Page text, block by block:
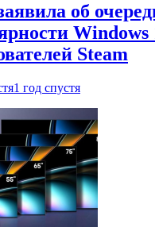
об
Windows
Steam
1 год спустя